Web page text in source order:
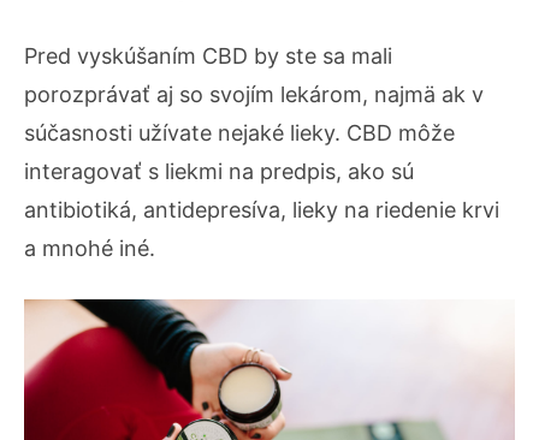
Pred vyskúšaním CBD by ste sa mali
porozprávať aj so svojím lekárom, najmä ak v
súčasnosti užívate nejaké lieky. CBD môže
interagovať s liekmi na predpis, ako sú
antibiotiká, antidepresíva, lieky na riedenie krvi
a mnohé iné.